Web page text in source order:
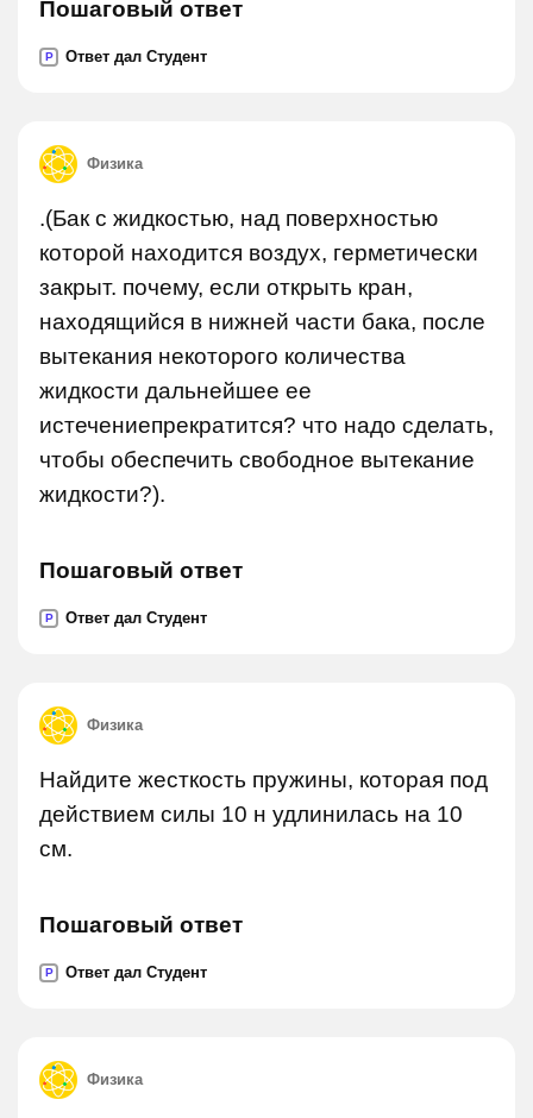
Пошаговый ответ
P Ответ дал Студент
Физика
.(Бак с жидкостью, над поверхностью
которой находится воздух, герметически
закрыт. почему, если открыть кран,
находящийся в нижней части бака, после
вытекания некоторого количества
жидкости дальнейшее ее
истечениепрекратится? что надо сделать,
чтобы обеспечить свободное вытекание
жидкости?).
Пошаговый ответ
P Ответ дал Студент
Физика
Найдите жесткость пружины, которая под
действием силы 10 н удлинилась на 10
см.
Пошаговый ответ
P Ответ дал Студент
Физика